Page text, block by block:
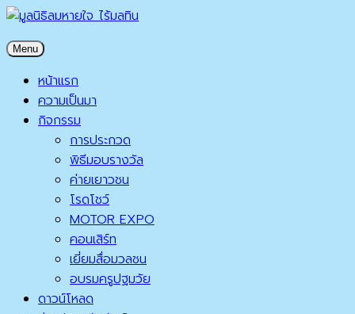
Skip
content
มูลนิธิลมหายใจ ไร้มลทิน
มูลนิธิลมหายใจ ไร้มลทิน
Menu
หน้าแรก
ความเป็นมา
กิจกรรม
การประกวด
พิธีมอบรางวัล
ค่ายเยาวชน
โรดโชว์
MOTOR EXPO
คอนเสิร์ท
เยี่ยมสื่อมวลชน
อบรมครูปฐมวัย
ดาวน์โหลด